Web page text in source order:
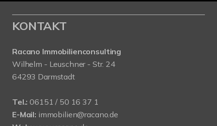
KONTAKT
Racano Immobilienconsulting
Wilhelm - Leuschner - Str. 24
64293 Darmstadt
Tel.: 06151 / 50 16 37 1
E-Mail: immobilien@racano.de